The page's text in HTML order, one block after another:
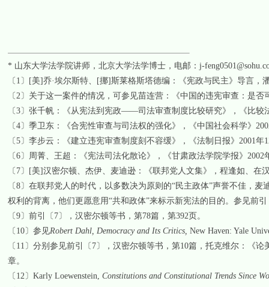
* 山东大学法学院讲师，北京大学法学博士，电邮： j-
〔 1 〕 [美]乔·埃尔斯特、 [挪]斯莱格斯塔德编：《宪政与民主》导言，
〔 2〕 关于这一案件的情况，可参见苗连营：《中国的违宪审查：是
〔 3〕 张千帆：《从宪法到宪政——司法审查制度比较研究》，《比较
〔 4〕 季卫东：《合宪性审查与司法权的强化》，《中国社会科学》
〔 5〕 李步云：《建立违宪审查制度刻不容缓》，《法制日报》 2001年
〔 6〕 周菁、王超：《宪法司法化散论》，《甘肃政法学院学报》 2002
〔 7〕 [美]汉密尔顿、杰伊、麦迪逊：《联邦党人文集》，程逢如、在
〔 8〕 在联邦党人的时代，以多数决为原则的“民主政体”声誉不佳，
权利的背离，他们更愿意用“共和政体”来标示新宪法的目的。参见前引
〔 9〕 前引 〔 7〕， 汉密尔顿等书，第78篇，第392页。
〔 10〕 参见Robert Dahl, Democracy and Its Critics, New Haven: Yale
〔 11 〕 分别参见前引 〔 7〕， 汉密尔顿等书，第10篇，托克维尔：《论
章。
〔 12〕 Karly Loewenstein, Constitutions and Constitutional Trends Since